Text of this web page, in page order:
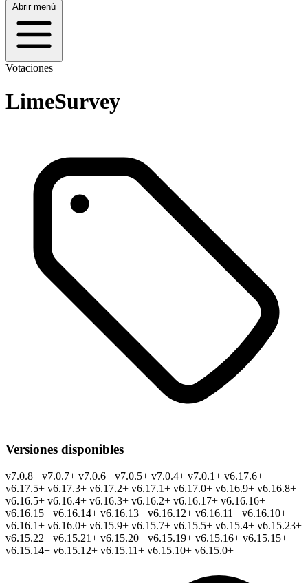
Abrir menú
Votaciones
LimeSurvey
Versiones disponibles
v7.0.8+ v7.0.7+ v7.0.6+ v7.0.5+ v7.0.4+ v7.0.1+ v6.17.6+
v6.17.5+ v6.17.3+ v6.17.2+ v6.17.1+ v6.17.0+ v6.16.9+ v6.16.8+
v6.16.5+ v6.16.4+ v6.16.3+ v6.16.2+ v6.16.17+ v6.16.16+
v6.16.15+ v6.16.14+ v6.16.13+ v6.16.12+ v6.16.11+ v6.16.10+
v6.16.1+ v6.16.0+ v6.15.9+ v6.15.7+ v6.15.5+ v6.15.4+ v6.15.23+
v6.15.22+ v6.15.21+ v6.15.20+ v6.15.19+ v6.15.16+ v6.15.15+
v6.15.14+ v6.15.12+ v6.15.11+ v6.15.10+ v6.15.0+